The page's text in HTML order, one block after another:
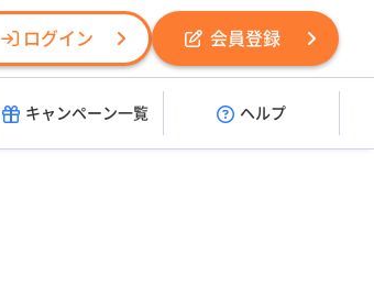
ログイン 会員登録
キャンペーン一覧 ヘルプ